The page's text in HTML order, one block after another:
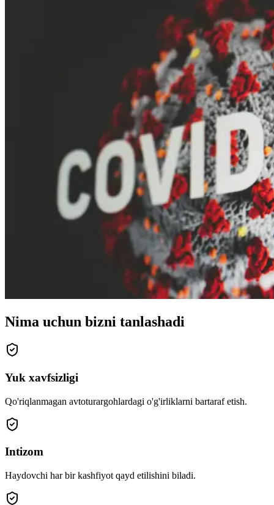
Nima uchun bizni tanlashadi
Yuk xavfsizligi
Qo'riqlanmagan avtoturargohlardagi o'g'irliklarni bartaraf etish.
Intizom
Haydovchi har bir kashfiyot qayd etilishini biladi.